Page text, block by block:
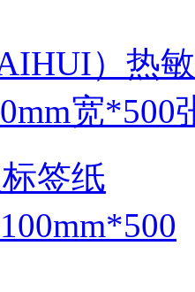
）热
宽*500